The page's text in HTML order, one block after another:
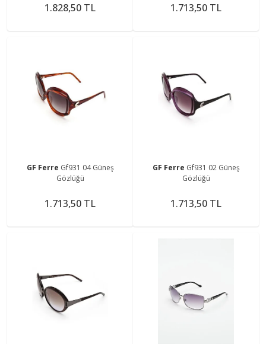
1.828,50 TL 1.713,50 TL
GF Ferre Gf931 04 Güneş
Gözlüğü
1.713,50 TL
GF Ferre Gf931 02 Güneş
Gözlüğü
1.713,50 TL